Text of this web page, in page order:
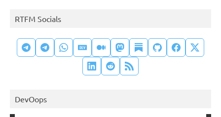
RTFM Socials
DevOops